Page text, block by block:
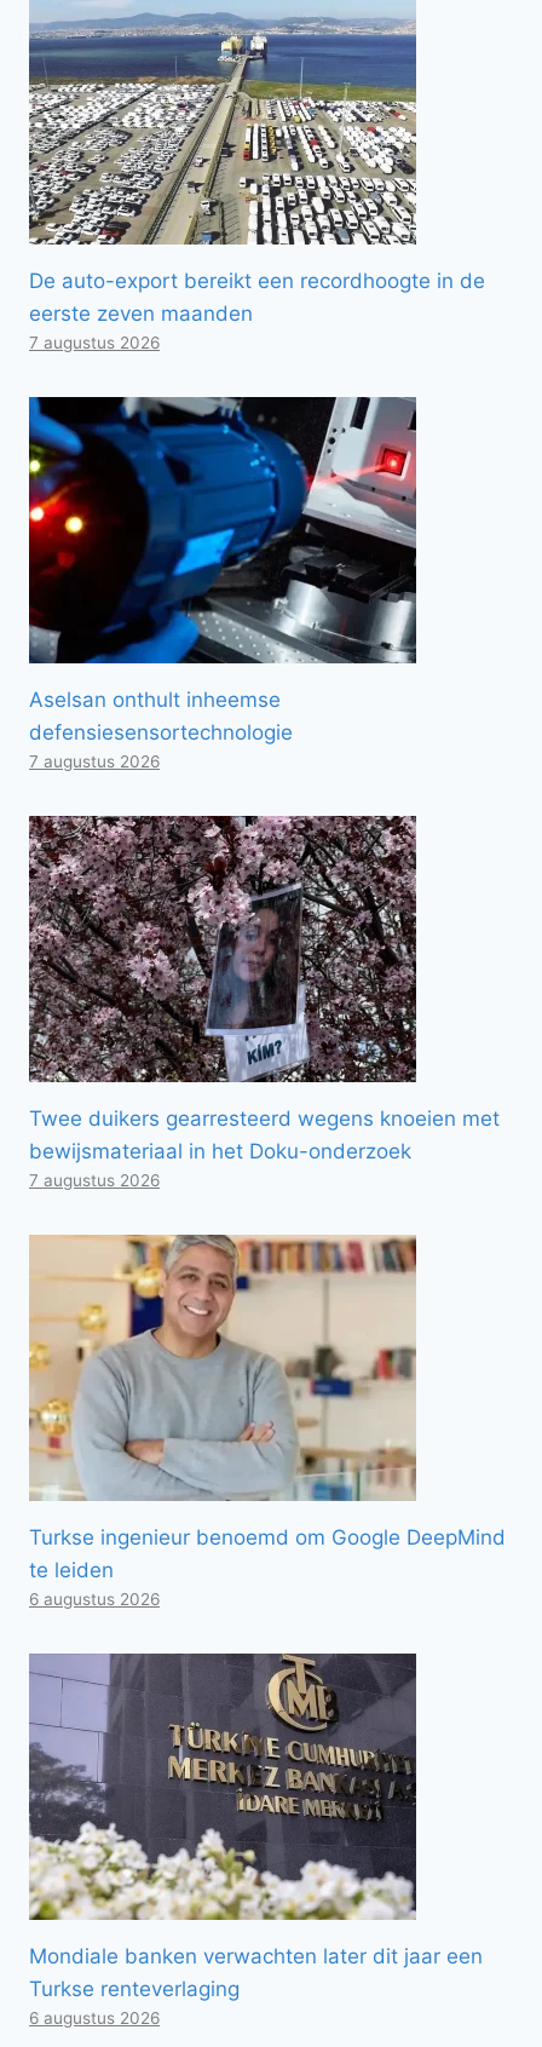
De auto-export bereikt een recordhoogte in de
eerste zeven maanden
7 augustus 2026
Aselsan onthult inheemse
defensiesensortechnologie
7 augustus 2026
Twee duikers gearresteerd wegens knoeien met
bewijsmateriaal in het Doku-onderzoek
7 augustus 2026
Turkse ingenieur benoemd om Google DeepMind
te leiden
6 augustus 2026
Mondiale banken verwachten later dit jaar een
Turkse renteverlaging
6 augustus 2026